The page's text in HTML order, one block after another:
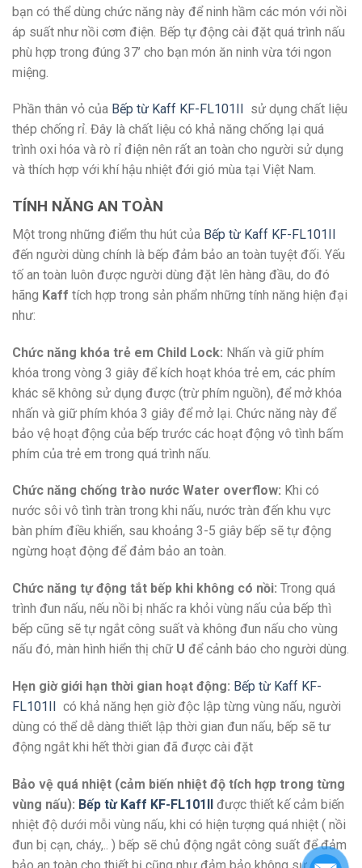
bạn có thể dùng chức năng này để ninh hầm các món với nồi
áp suất như nồi cơm điện. Bếp tự động cài đặt quá trình nấu
phù hợp trong đúng 37’ cho bạn món ăn ninh vừa tới ngon
miệng.
Phần thân vỏ của Bếp từ Kaff KF-FL101II
sử dụng chất liệu
thép chống rỉ. Đây là chất liệu có khả năng chống lại quá
trình oxi hóa và rò rỉ điện nên rất an toàn cho người sử dụng
và thích hợp với khí hậu nhiệt đới gió mùa tại Việt Nam.
TÍNH NĂNG AN TOÀN
Một trong những điểm thu hút của Bếp từ Kaff KF-FL101II
đến người dùng chính là bếp đảm bảo an toàn tuyệt đối. Yếu
tố an toàn luôn được người dùng đặt lên hàng đầu, do đó
hãng Kaff tích hợp trong sản phẩm những tính năng hiện đại
như:
Chức năng khóa trẻ em Child Lock: Nhấn và giữ phím
khóa trong vòng 3 giây để kích hoạt khóa trẻ em, các phím
khác sẽ không sử dụng được (trừ phím nguồn), để mở khóa
nhấn và giữ phím khóa 3 giây để mở lại. Chức năng này để
bảo vệ hoạt động của bếp trước các hoạt động vô tình bấm
phím của trẻ em trong quá trình nấu.
Chức năng chống trào nước Water overflow: Khi có
nước sôi vô tình tràn trong khi nấu, nước tràn đến khu vực
bàn phím điều khiển, sau khoảng 3-5 giây bếp sẽ tự động
ngừng hoạt động để đảm bảo an toàn.
Chức năng tự động tắt bếp khi không có nồi: Trong quá
trình đun nấu, nếu nồi bị nhấc ra khỏi vùng nấu của bếp thì
bếp cũng sẽ tự ngắt công suất và không đun nấu cho vùng
nấu đó, màn hình hiển thị chữ U để cảnh báo cho người dùng.
Hẹn giờ giới hạn thời gian hoạt động: Bếp từ Kaff KF-
FL101II có khả năng hẹn giờ độc lập từng vùng nấu, người
dùng có thể dễ dàng thiết lập thời gian đun nấu, bếp sẽ tư
động ngắt khi hết thời gian đã được cài đặt
Bảo vệ quá nhiệt (cảm biến nhiệt độ tích hợp trong từng
vùng nấu): Bếp từ Kaff KF-FL101II được thiết kế cảm biến
nhiệt độ dưới mỗi vùng nấu, khi có hiện tượng quá nhiệt ( nồi
đun bị cạn, cháy,.. ) bếp sẽ chủ động ngắt công suất để đảm